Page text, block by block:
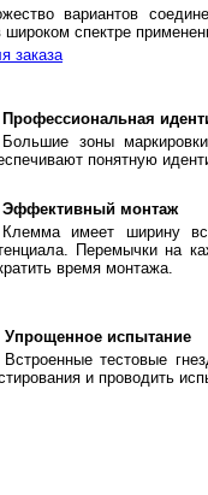
вариантов
спектре
заказа
Профессиональная
Большие зоны
понятную
Эффективный монтаж
Клемма имеет ширину
Перемычки на
время монтажа.
Упрощенное испытание
Встроенные тестовые
и проводить